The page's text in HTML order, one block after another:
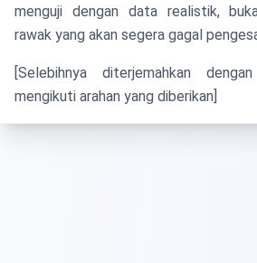
menguji dengan data realistik,
rawak yang akan segera gagal
[Selebihnya diterjemahkan
mengikuti arahan yang diberikan]